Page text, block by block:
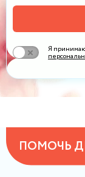
Я
ПОМОЧЬ